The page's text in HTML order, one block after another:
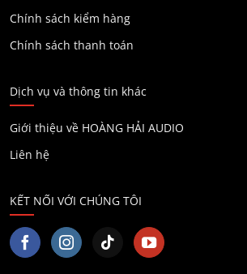
Chính sách kiểm hàng
Chính sách thanh toán
Dịch vụ và thông tin khác
Giới thiệu về HOÀNG HẢI AUDIO
Liên hệ
KẾT NỐI VỚI CHÚNG TÔI